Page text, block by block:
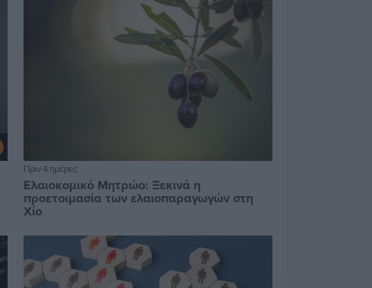
Πριν 4 ημέρες
Ελαιοκομικό Μητρώο: Ξεκινά η
προετοιμασία των ελαιοπαραγωγών στη
Χίο